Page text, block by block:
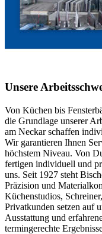
Unsere
Von Küchen bis
die Grundlage unserer
am Neckar schaffen
Wir garantieren Ihnen
höchstem Niveau. Von
fertigen individuell und
uns. Seit 1927 steht
Präzision und
Küchenstudios,
Privatkunden setzen auf
Ausstattung und
termingerechte